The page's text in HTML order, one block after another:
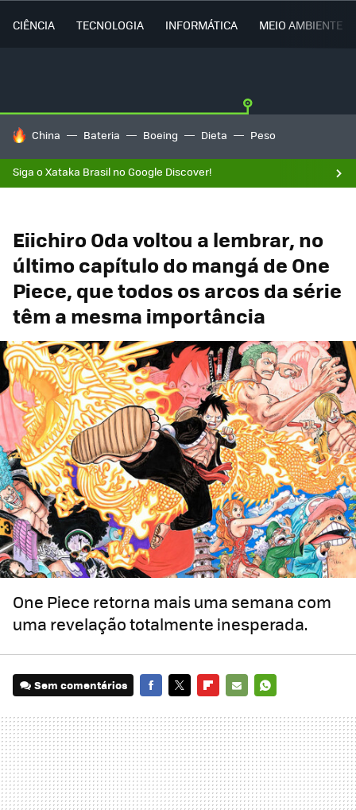
CIÊNCIA TECNOLOGIA INFORMÁTICA MEIO AMBIENTE
TENDÊNCIAS DO DIA
China Bateria Boeing Dieta Peso
Siga o Xataka Brasil no Google Discover!
Eiichiro Oda voltou a lembrar, no
último capítulo do mangá de One
Piece, que todos os arcos da série
têm a mesma importância
One Piece retorna mais uma semana com
uma revelação totalmente inesperada.
Sem comentários
MAIL